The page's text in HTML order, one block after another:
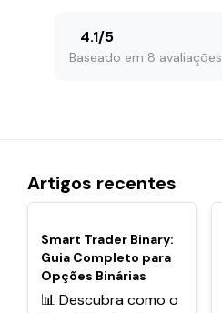
4.1/5
Baseado em 8 avaliações
Artigos recentes
POPULARES
Smart Trader Binary:
Guia Completo para
Opções Binárias
📊 Descubra como o